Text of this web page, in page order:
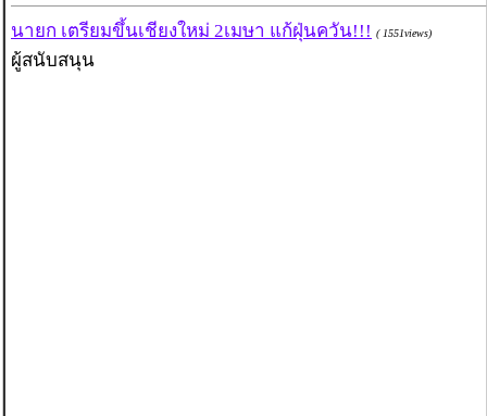
นายก เตรียมขึ้นเชียงใหม่ 2เมษา แก้ฝุ่นควัน!!! ( 1551views)
ผู้สนับสนุน